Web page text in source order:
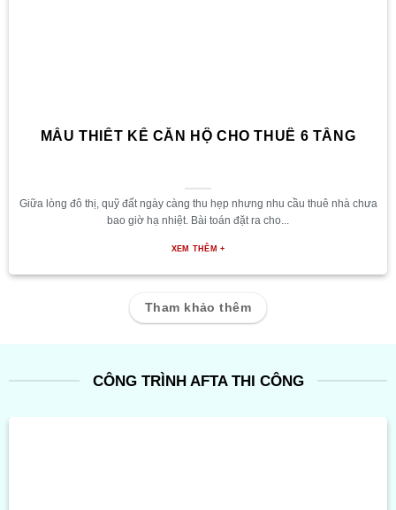
MẪU THIẾT KẾ CĂN HỘ CHO THUÊ 6 TẦNG
Giữa lòng đô thị, quỹ đất ngày càng thu hẹp nhưng nhu cầu thuê nhà chưa
bao giờ hạ nhiệt. Bài toán đặt ra cho...
XEM THÊM +
Tham khảo thêm
CÔNG TRÌNH AFTA THI CÔNG